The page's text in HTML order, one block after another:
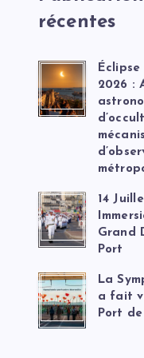
récentes
2026 :
14
Grand
Port
La
a fait
Port